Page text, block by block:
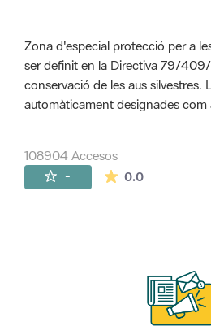
Zona d'especial protecció per a
ser definit en la Directiva 79/409/
conservació de les aus silvestres.
automàticament designades com
108904 Accesos
- 0.0La